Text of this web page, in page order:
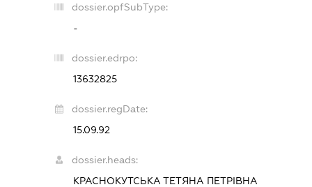
dossier.opfSubType:
-
dossier.edrpo:
13632825
dossier.regDate:
15.09.92
dossier.heads:
КРАСНОКУТСЬКА ТЕТЯНА ПЕТРІВНА